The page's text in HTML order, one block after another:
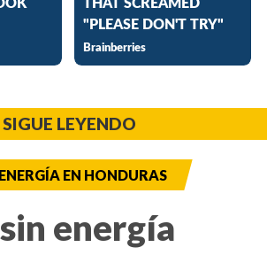
SIGUE LEYENDO
EN HONDURAS
energía